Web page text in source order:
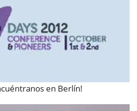
en Berlín!